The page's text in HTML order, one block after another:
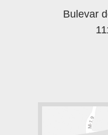
Bulevar